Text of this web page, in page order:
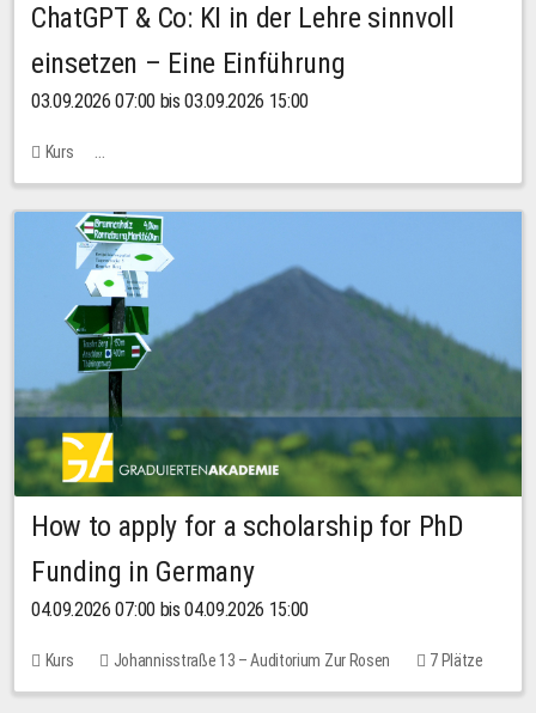
ChatGPT & Co: KI in der Lehre sinnvoll
einsetzen – Eine Einführung
03.09.2026 07:00 bis 03.09.2026 15:00
Kurs
Bachstraße 18k - SR 102 (Seminarraum Servicestelle LehreLernen)
How to apply for a scholarship for PhD
Funding in Germany
04.09.2026 07:00 bis 04.09.2026 15:00
Kurs Johannisstraße 13 – Auditorium Zur Rosen
7 Plätze
10,00 EUR